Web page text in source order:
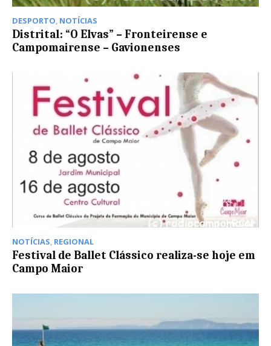
DESPORTO, NOTÍCIAS
Distrital: “O Elvas” – Fronteirense e
Campomairense – Gavionenses
NOTÍCIAS, REGIONAL
Festival de Ballet Clássico realiza-se hoje em
Campo Maior